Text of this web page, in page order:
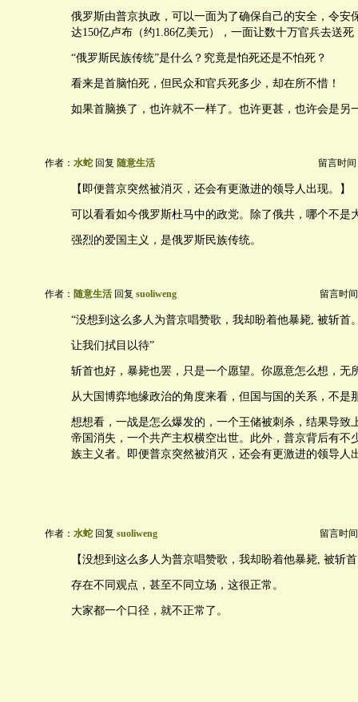
俄罗斯由普京执政，可以一面为了确保自己的安全，令安
达150亿卢布（约1.86亿美元），一面让数十万官兵去送死
“俄罗斯民族传统”是什么？究竟是怕死还是不怕死？
看来是首脑怕死，但民众和官兵死多少，却在所不惜！
如果首脑换了，也许就不一样了。也许更甚，也许会是另
作者： 水蛇 回复 随意生活 留言时间
【即便普京突然被消灭，还会有更激进的领导人出现。】
可以看看如今俄罗斯杜马中的政党。除了俄共，哪个不是
强烈的爱国主义，是俄罗斯民族传统。
作者： 随意生活 回复 suoliweng 留言时
“没想到这么多人为普京唱赞歌，我却盼着他暴毙, 被斩首
让我们拭目以待”
斩首也好，暴毙也罢，只是一个愿望。你愿意怎么想，无
从大国博弈地缘政治的角度来看，但国与国的关系，不是
想想看，一战是怎么爆发的，一个王储被刺杀，结果导致
帝国消失，一个共产主权横空出世。此外，普京背后有不
族主义者。即便普京突然被消灭，还会有更激进的领导人
作者： 水蛇 回复 suoliweng 留言时
【没想到这么多人为普京唱赞歌，我却盼着他暴毙, 被斩
存在不同观点，甚至不同立场，这很正常。
大家都一个口径，就不正常了。